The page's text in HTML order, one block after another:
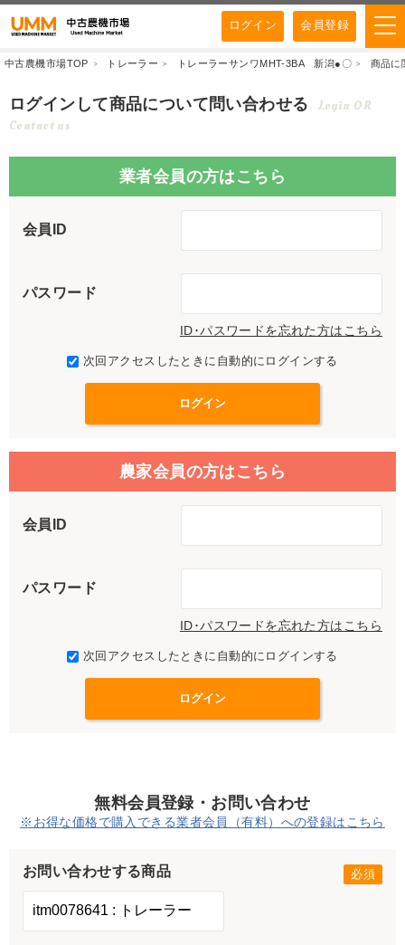
ログイン 会員登録
中古農機市場TOP トレーラー トレーラーサンワMHT-3BA 新潟●〇 商品に
ログインして商品について問い合わせる
Login OR
Contact us
業者会員の方はこちら
会員ID
パスワード
ID･パスワードを忘れた方はこちら
次回アクセスしたときに自動的にログインする
農家会員の方はこちら
会員ID
パスワード
ID･パスワードを忘れた方はこちら
次回アクセスしたときに自動的にログインする
無料会員登録・お問い合わせ
※お得な価格で購入できる業者会員（有料）への登録はこちら
お問い合わせする商品